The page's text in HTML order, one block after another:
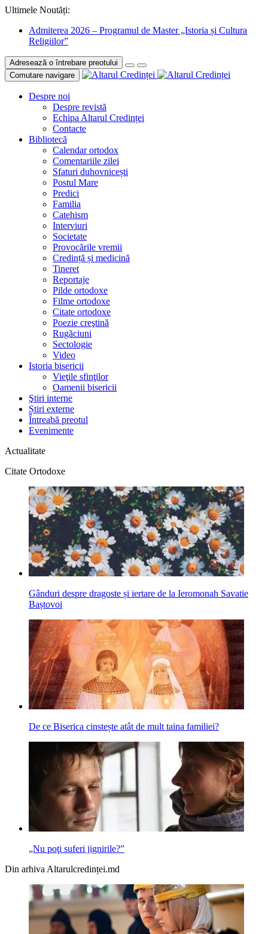
Ultimele Noutăți:
Admiterea 2026 – Programul de Master „Istoria și Cultura
Religiilor”
Adresează o întrebare preotului
Comutare navigare
Despre noi
Despre revistă
Echipa Altarul Credinței
Contacte
Bibliotecă
Calendar ortodox
Comentariile zilei
Sfaturi duhovnicești
Postul Mare
Predici
Familia
Catehism
Interviuri
Societate
Provocările vremii
Credință și medicină
Tineret
Reportaje
Pilde ortodoxe
Filme ortodoxe
Citate ortodoxe
Poezie creştină
Rugăciuni
Sectologie
Video
Istoria bisericii
Vieţile sfinţilor
Oamenii bisericii
Ştiri interne
Știri externe
Întreabă preotul
Evenimente
Actualitate
Citate Ortodoxe
Gânduri despre dragoste și iertare de la Ieromonah Savatie
Baștovoi
De ce Biserica cinstește atât de mult taina familiei?
„Nu poţi suferi jignirile?”
Din arhiva Altarulcredinței.md